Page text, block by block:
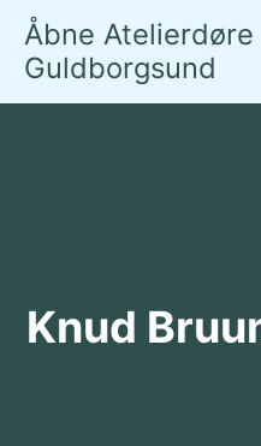
indholdet
Åbne Atelierdøre
Guldborgsund
Knud